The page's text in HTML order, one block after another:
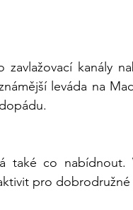
kanály
leváda na
také co nabídnout.
pro dobrodružné